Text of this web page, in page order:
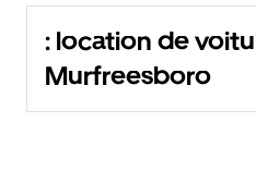
: location de
Murfreesboro